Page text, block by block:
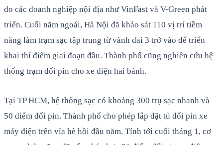
do các doanh nghiệp nội địa như VinFast và V-Green phát
triển. Cuối năm ngoái, Hà Nội đã khảo sát 110 vị trí tiềm
năng làm trạm sạc tập trung từ vành đai 3 trở vào để triển
khai thí điểm giai đoạn đầu. Thành phố cũng nghiên cứu hệ
thống trạm đổi pin cho xe điện hai bánh.
Tại TP HCM, hệ thống sạc có khoảng 300 trụ sạc nhanh và
50 điểm đổi pin. Thành phố cho phép lắp đặt tủ đổi pin xe
máy điện trên vỉa hè hồi đầu năm. Tính tới cuối tháng 1, cơ